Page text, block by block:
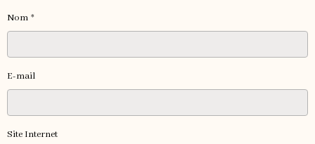
Nom
E-mail
Site Internet